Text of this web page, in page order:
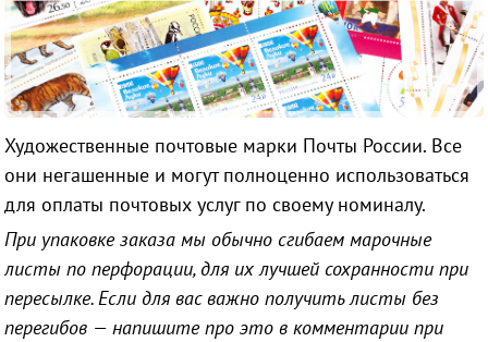
Художественные почтовые марки Почты России. Все
они негашенные и могут полноценно использоваться
для оплаты почтовых услуг по своему номиналу.
При упаковке заказа мы обычно сгибаем марочные
листы по перфорации, для их лучшей сохранности при
пересылке. Если для вас важно получить листы без
перегибов — напишите про это в комментарии при